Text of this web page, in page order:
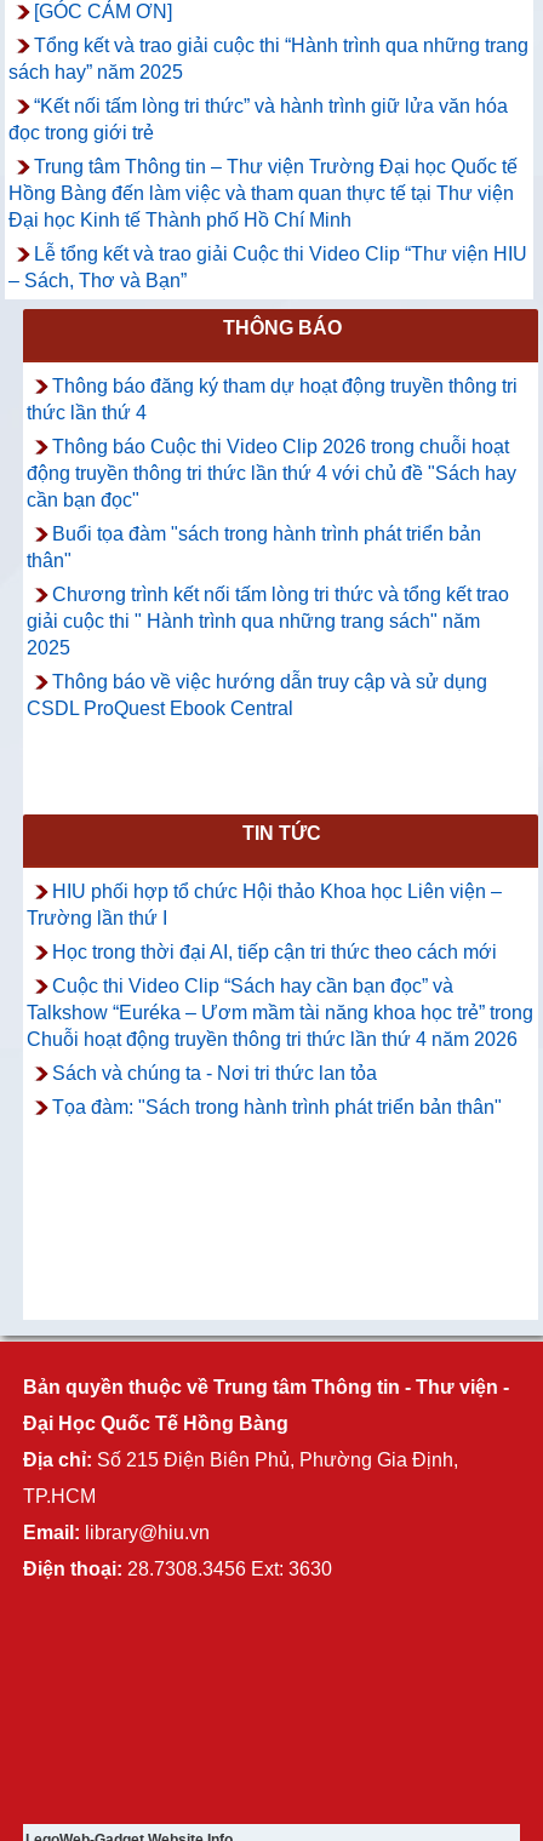
[GÓC CẢM ƠN]
Tổng kết và trao giải cuộc thi “Hành trình qua những trang
sách hay” năm 2025
“Kết nối tấm lòng tri thức” và hành trình giữ lửa văn hóa
đọc trong giới trẻ
Trung tâm Thông tin – Thư viện Trường Đại học Quốc tế
Hồng Bàng đến làm việc và tham quan thực tế tại Thư viện
Đại học Kinh tế Thành phố Hồ Chí Minh
Lễ tổng kết và trao giải Cuộc thi Video Clip “Thư viện HIU
– Sách, Thơ và Bạn”
THÔNG BÁO
Thông báo đăng ký tham dự hoạt động truyền thông tri
thức lần thứ 4
Thông báo Cuộc thi Video Clip 2026 trong chuỗi hoạt
động truyền thông tri thức lần thứ 4 với chủ đề "Sách hay
cần bạn đọc"
Buổi tọa đàm "sách trong hành trình phát triển bản
thân"
Chương trình kết nối tấm lòng tri thức và tổng kết trao
giải cuộc thi " Hành trình qua những trang sách" năm
2025
Thông báo về việc hướng dẫn truy cập và sử dụng
CSDL ProQuest Ebook Central
TIN TỨC
HIU phối hợp tổ chức Hội thảo Khoa học Liên viện –
Trường lần thứ I
Học trong thời đại AI, tiếp cận tri thức theo cách mới
Cuộc thi Video Clip “Sách hay cần bạn đọc” và
Talkshow “Euréka – Ươm mầm tài năng khoa học trẻ” trong
Chuỗi hoạt động truyền thông tri thức lần thứ 4 năm 2026
Sách và chúng ta - Nơi tri thức lan tỏa
Tọa đàm: "Sách trong hành trình phát triển bản thân"
Bản quyền thuộc về Trung tâm Thông tin - Thư viện -
Đại Học Quốc Tế Hồng Bàng
Địa chỉ: Số 215 Điện Biên Phủ, Phường Gia Định,
TP.HCM
Email: library@hiu.vn
Điện thoại: 28.7308.3456 Ext: 3630